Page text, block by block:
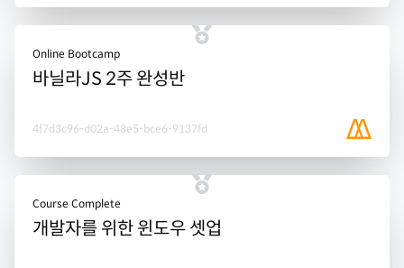
Online Bootcamp
바닐라JS 2주 완성반
4f7d3c96-d02a-48e5-bce6-9137fd
Course Complete
개발자를 위한 윈도우 셋업